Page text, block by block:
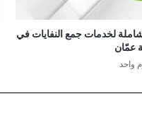
لخدمات جمع النفايات في
عمّان
واحد